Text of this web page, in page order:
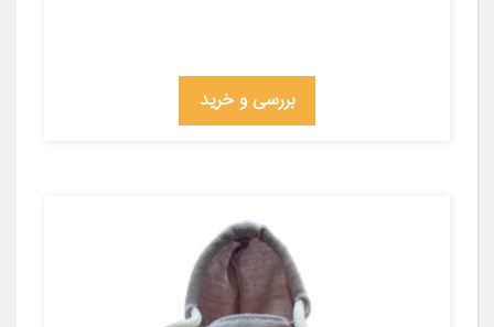
بررسی و خرید